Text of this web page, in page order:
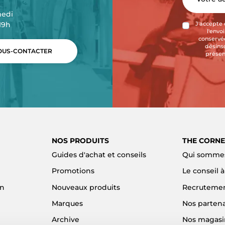
CONTACTER
J'accepte
NOS PRODUITS
Guides d'achat et conseils
Promotions
Nouveaux produits
Marques
Archive
THE
Qui
Le conseil
Nos
Nos